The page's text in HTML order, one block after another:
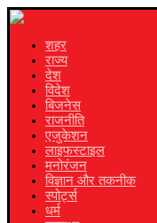
शहर
राज्य
देश
विदेश
बिजनेस
राजनीति
एजुकेशन
लाइफस्टाइल
मनोरंजन
विज्ञान और तकनीक
स्पोर्ट्स
धर्म